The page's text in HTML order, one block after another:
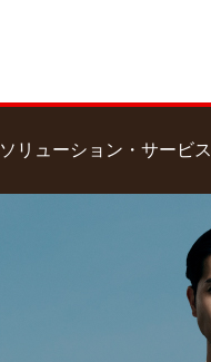
ソリューション・サービス